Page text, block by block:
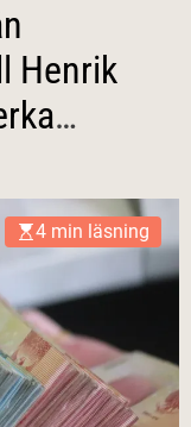
Henrik
4 min läsning